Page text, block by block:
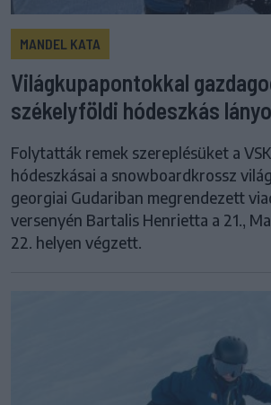
MANDEL KATA
Világkupapontokkal
székelyföldi hódeszkás
Folytatták remek szereplésüket a
hódeszkásai a snowboardkrossz
georgiai Gudariban megrendezett
versenyén Bartalis Henrietta a 21.,
22. helyen végzett.